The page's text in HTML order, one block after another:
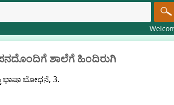
ಶಾಲೆಗೆ ಹಿಂದಿರುಗಿ
ಭಾಷಾ ಬೋಧನೆ, 3.